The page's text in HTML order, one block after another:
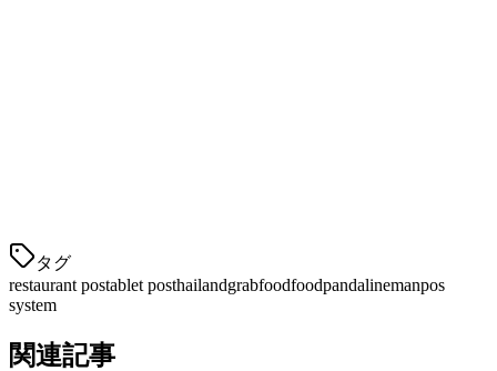
タグ
restaurant postablet posthailandgrabfoodfoodpandalinemanpos
system
関連記事